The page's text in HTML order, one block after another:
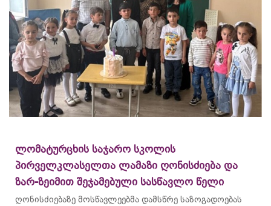
ლომატურცხის საჯარო სკოლის
პირველკლასელთა ლამაზი ღონისძიება და
ზარ-ზეიმით შეჯამებული სასწავლო წელი
ღონისძიებაზე მოსწავლეებმა დამსწრე საზოგადოებას